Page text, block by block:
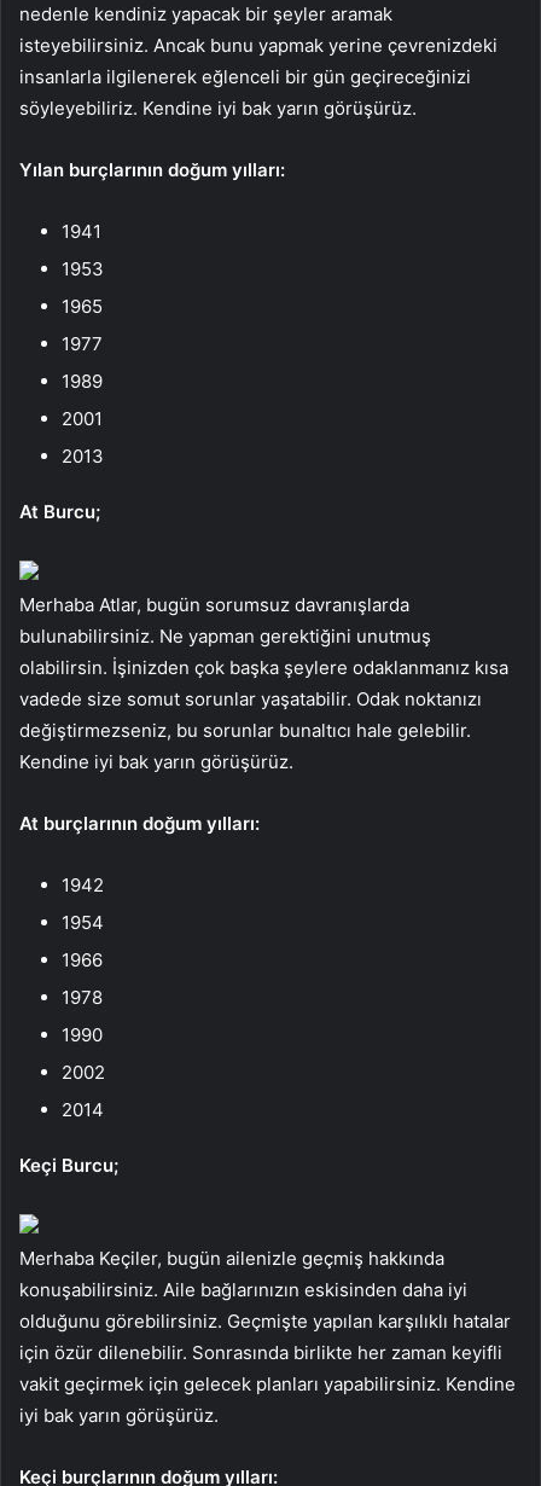
nedenle kendiniz yapacak bir şeyler aramak
isteyebilirsiniz. Ancak bunu yapmak yerine çevrenizdeki
insanlarla ilgilenerek eğlenceli bir gün geçireceğinizi
söyleyebiliriz. Kendine iyi bak yarın görüşürüz.
Yılan burçlarının doğum yılları:
1941
1953
1965
1977
1989
2001
2013
At Burcu;
Merhaba Atlar, bugün sorumsuz davranışlarda
bulunabilirsiniz. Ne yapman gerektiğini unutmuş
olabilirsin. İşinizden çok başka şeylere odaklanmanız kısa
vadede size somut sorunlar yaşatabilir. Odak noktanızı
değiştirmezseniz, bu sorunlar bunaltıcı hale gelebilir.
Kendine iyi bak yarın görüşürüz.
At burçlarının doğum yılları:
1942
1954
1966
1978
1990
2002
2014
Keçi Burcu;
Merhaba Keçiler, bugün ailenizle geçmiş hakkında
konuşabilirsiniz. Aile bağlarınızın eskisinden daha iyi
olduğunu görebilirsiniz. Geçmişte yapılan karşılıklı hatalar
için özür dilenebilir. Sonrasında birlikte her zaman keyifli
vakit geçirmek için gelecek planları yapabilirsiniz. Kendine
iyi bak yarın görüşürüz.
Keçi burçlarının doğum yılları: